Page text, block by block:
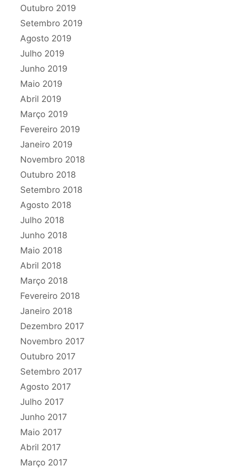
Outubro 2019
Setembro 2019
Agosto 2019
Julho 2019
Junho 2019
Maio 2019
Abril 2019
Março 2019
Fevereiro 2019
Janeiro 2019
Novembro 2018
Outubro 2018
Setembro 2018
Agosto 2018
Julho 2018
Junho 2018
Maio 2018
Abril 2018
Março 2018
Fevereiro 2018
Janeiro 2018
Dezembro 2017
Novembro 2017
Outubro 2017
Setembro 2017
Agosto 2017
Julho 2017
Junho 2017
Maio 2017
Abril 2017
Março 2017